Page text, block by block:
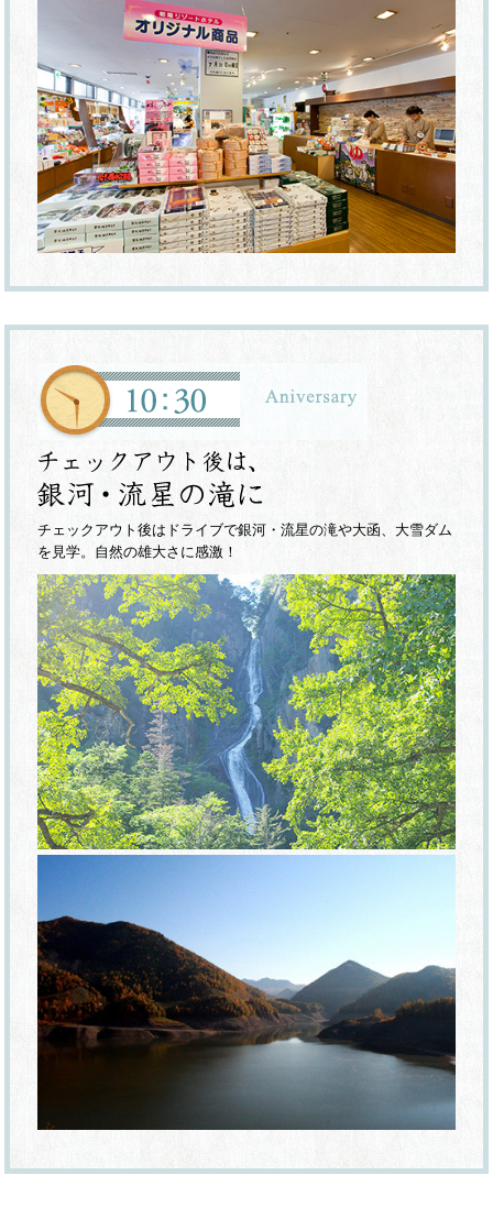
チェックアウト後はドライブで銀河・流星の滝や大函、大雪ダム
を見学。自然の雄大さに感激！